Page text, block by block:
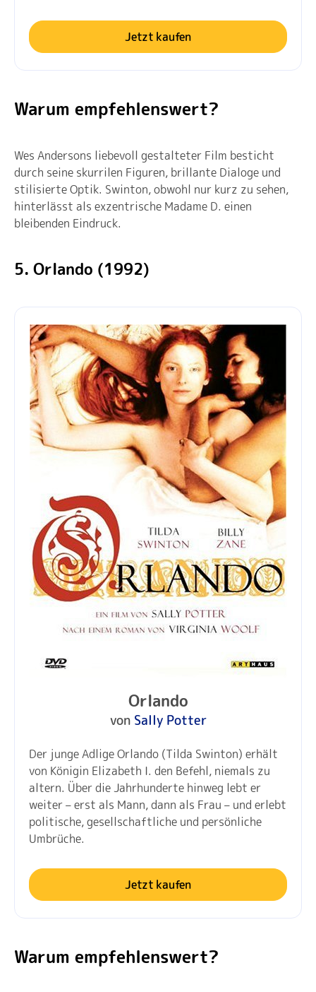
Jetzt kaufen
Warum empfehlenswert?
Wes Andersons liebevoll gestalteter Film besticht
durch seine skurrilen Figuren, brillante Dialoge und
stilisierte Optik. Swinton, obwohl nur kurz zu sehen,
hinterlässt als exzentrische Madame D. einen
bleibenden Eindruck.
5. Orlando (1992)
Orlando
von Sally Potter
Der junge Adlige Orlando (Tilda Swinton) erhält
von Königin Elizabeth I. den Befehl, niemals zu
altern. Über die Jahrhunderte hinweg lebt er
weiter – erst als Mann, dann als Frau – und erlebt
politische, gesellschaftliche und persönliche
Umbrüche.
Jetzt kaufen
Warum empfehlenswert?